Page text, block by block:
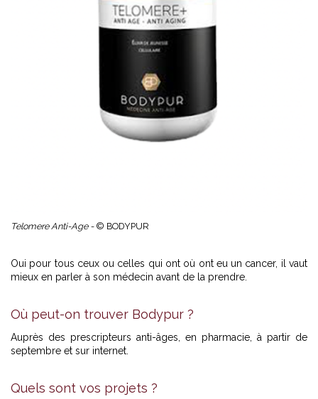
Telomere Anti-Age - © BODYPUR
Oui pour tous ceux ou celles qui ont où ont eu un cancer, il vaut
mieux en parler à son médecin avant de la prendre.
Où peut-on trouver Bodypur ?
Auprès des prescripteurs anti-âges, en pharmacie, à partir de
septembre et sur internet.
Quels sont vos projets ?